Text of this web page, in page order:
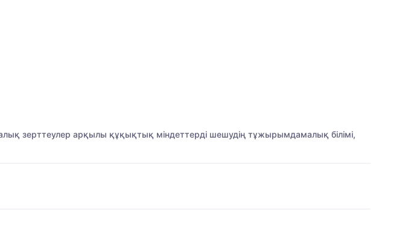
зерттеулер арқылы құқықтық міндеттерді шешудің тұжырымдамалық білімі,